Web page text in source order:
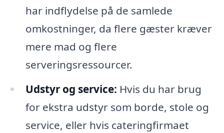
har indflydelse på de samlede
omkostninger, da flere gæster kræver
mere mad og flere
serveringsressourcer.
Udstyr og service: Hvis du har brug
for ekstra udstyr som borde, stole og
service, eller hvis cateringfirmaet